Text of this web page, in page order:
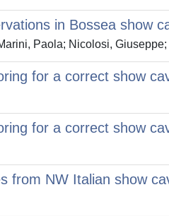
in Bossea show
Paola; Nicolosi,
for a correct show
for a correct show
from NW Italian show